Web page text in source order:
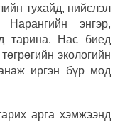
тухайд, нийслэл
Нарангийн энгэр,
тарина. Нас биед
экологийн
иргэн бүр мод
арга хэмжээнд